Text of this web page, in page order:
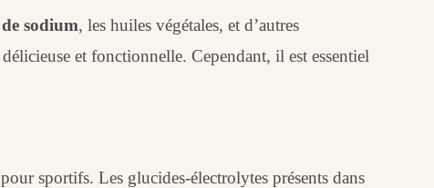
sodium, les huiles végétales, et d’autres
et fonctionnelle. Cependant, il est essentiel
sportifs. Les glucides-électrolytes présents dans